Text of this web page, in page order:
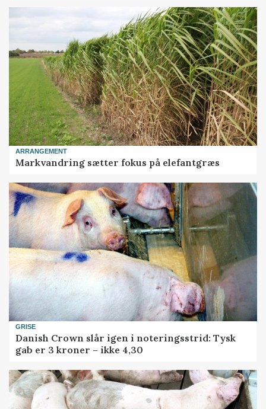
ARRANGEMENT
Markvandring sætter fokus på elefantgræs
GRISE
Danish Crown slår igen i noteringsstrid: Tysk
gab er 3 kroner – ikke 4,30